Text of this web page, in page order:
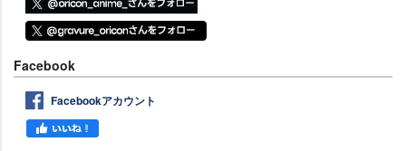
Facebook
Facebookアカウント